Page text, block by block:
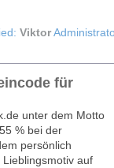
Viktor
für
unter dem Motto
% bei der
persönlich
auf